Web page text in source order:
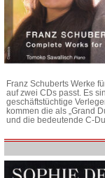
Franz Schuberts Werke
auf zwei CDs passt. Es
geschäftstüchtige
kommen die als „Grand
und die bedeutende C-